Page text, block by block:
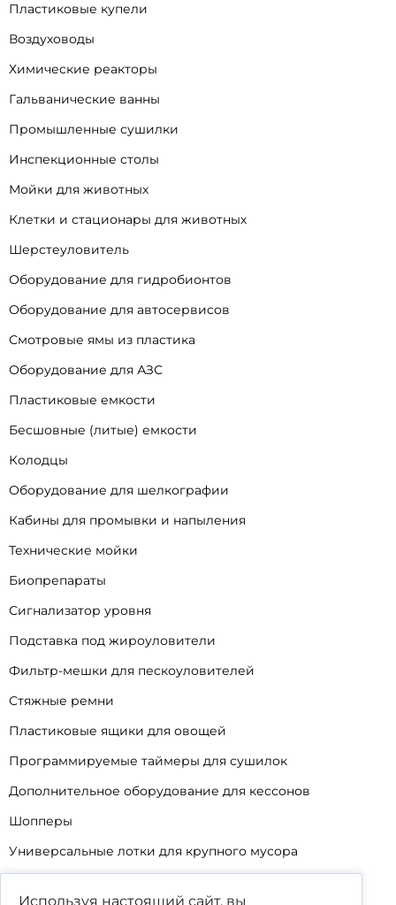
Пластиковые купели
Воздуховоды
Химические реакторы
Гальванические ванны
Промышленные сушилки
Инспекционные столы
Мойки для животных
Клетки и стационары для животных
Шерстеуловитель
Оборудование для гидробионтов
Оборудование для автосервисов
Смотровые ямы из пластика
Оборудование для АЗС
Пластиковые емкости
Бесшовные (литые) емкости
Колодцы
Оборудование для шелкографии
Кабины для промывки и напыления
Технические мойки
Биопрепараты
Сигнализатор уровня
Подставка под жироуловители
Фильтр-мешки для пескоуловителей
Стяжные ремни
Пластиковые ящики для овощей
Программируемые таймеры для сушилок
Дополнительное оборудование для кессонов
Шопперы
Универсальные лотки для крупного мусора
Используя настоящий сайт, вы